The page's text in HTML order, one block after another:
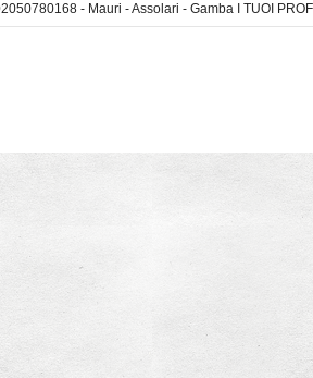
- Mauri - Assolari - Gamba I TUOI